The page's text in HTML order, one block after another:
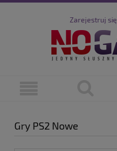
Zarejestruj się
Gry PS2 Nowe